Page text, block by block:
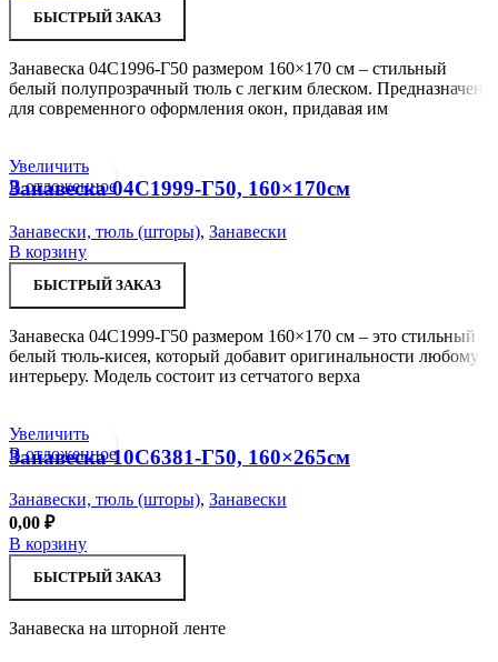
БЫСТРЫЙ ЗАКАЗ
Занавеска 04С1996-Г50 размером 160×170 см – стильный
белый полупрозрачный тюль с легким блеском. Предназначен
для современного оформления окон, придавая им
Увеличить
В отложенное
Занавеска 04С1999-Г50, 160×170см
Занавески, тюль (шторы), Занавески
В корзину
БЫСТРЫЙ ЗАКАЗ
Занавеска 04С1999-Г50 размером 160×170 см – это стильный
белый тюль-кисея, который добавит оригинальности любому
интерьеру. Модель состоит из сетчатого верха
Увеличить
В отложенное
Занавеска 10С6381-Г50, 160×265см
Занавески, тюль (шторы), Занавески
0,00 ₽
В корзину
БЫСТРЫЙ ЗАКАЗ
Занавеска на шторной ленте